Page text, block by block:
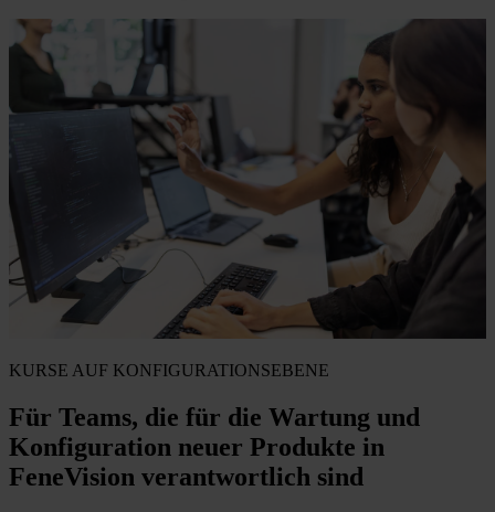
KURSE AUF KONFIGURATIONSEBENE
Für Teams, die für die Wartung und
Konfiguration neuer Produkte in
FeneVision verantwortlich sind